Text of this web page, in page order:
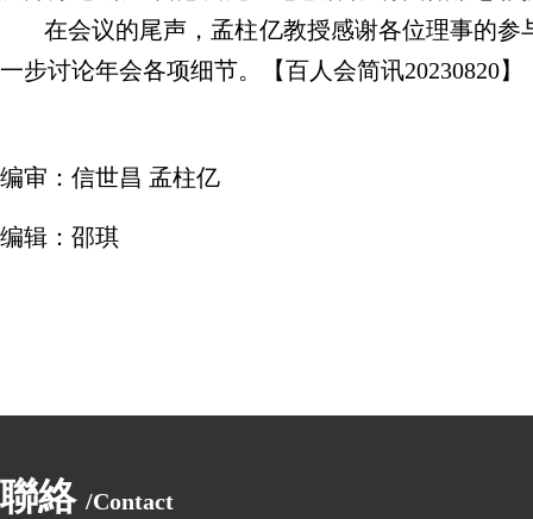
在会议的尾声，孟柱亿教授感谢各位理事的
一步讨论年会各项细节。
【百人会简讯20230820】
编审：信世昌 孟柱亿
编辑：邵琪
聯絡 /Contact